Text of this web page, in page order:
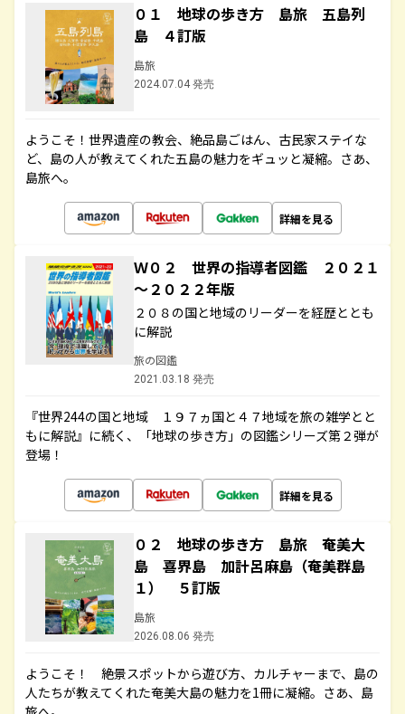
０１ 地球の歩き方 島旅 五島列
島 ４訂版
島旅
2024.07.04 発売
ようこそ！世界遺産の教会、絶品島ごはん、古民家ステイな
ど、島の人が教えてくれた五島の魅力をギュッと凝縮。さあ、
島旅へ。
詳細を見る
Ｗ０２ 世界の指導者図鑑 ２０２１
～２０２２年版
２０８の国と地域のリーダーを経歴ととも
に解説
旅の図鑑
2021.03.18 発売
『世界244の国と地域 １９７ヵ国と４７地域を旅の雑学とと
もに解説』に続く、「地球の歩き方」の図鑑シリーズ第２弾が
登場！
詳細を見る
０２ 地球の歩き方 島旅 奄美大
島 喜界島 加計呂麻島（奄美群島
１） ５訂版
島旅
2026.08.06 発売
ようこそ！ 絶景スポットから遊び方、カルチャーまで、島の
人たちが教えてくれた奄美大島の魅力を1冊に凝縮。さあ、島